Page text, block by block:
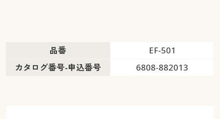
品番
EF-501
カタログ番号-申込番号
6808-882013